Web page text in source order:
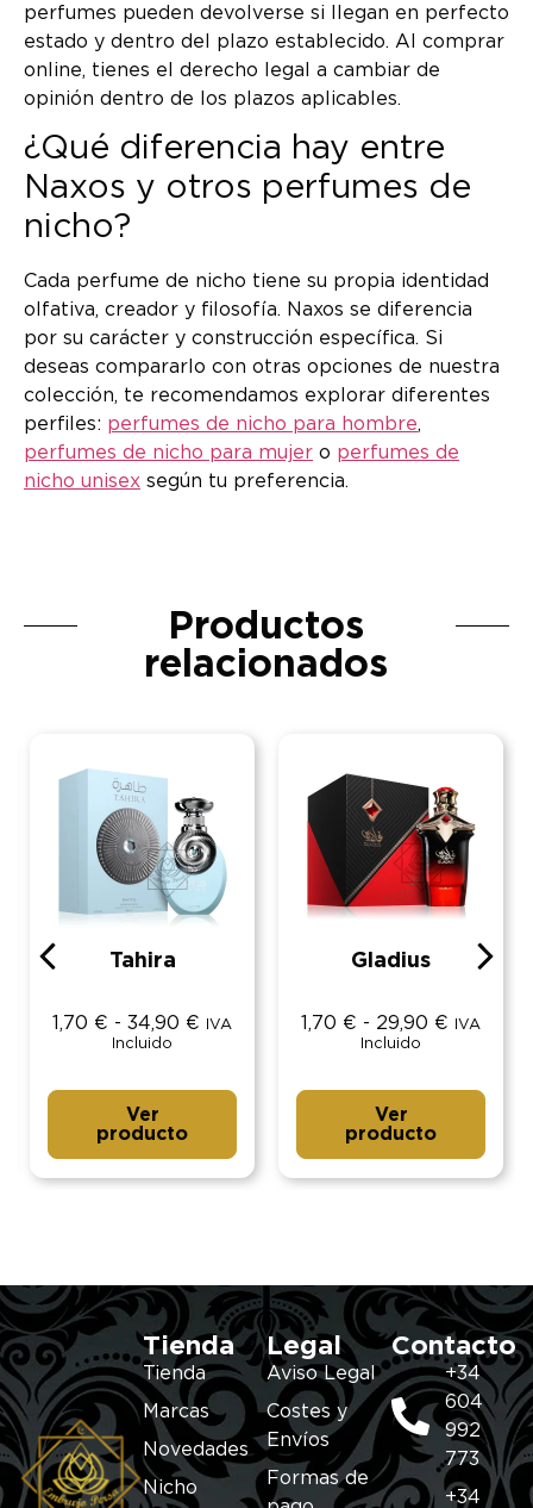
perfumes pueden devolverse si llegan en perfecto
estado y dentro del plazo establecido. Al comprar
online, tienes el derecho legal a cambiar de
opinión dentro de los plazos aplicables.
¿Qué diferencia hay entre
Naxos y otros perfumes de
nicho?
Cada perfume de nicho tiene su propia identidad
olfativa, creador y filosofía. Naxos se diferencia
por su carácter y construcción específica. Si
deseas compararlo con otras opciones de nuestra
colección, te recomendamos explorar diferentes
perfiles: perfumes de nicho para hombre,
perfumes de nicho para mujer o perfumes de
nicho unisex según tu preferencia.
Productos
relacionados
Tahira
1,70 € - 34,90 €
IVA
Incluido
Ver
producto
Gladius
1,70 € - 29,90 €
IVA
Incluido
Ver
producto
Tienda
Tienda
Marcas
Novedades
Nicho
Legal
Aviso Legal
Costes y
Envíos
Formas de
Contacto
+34
604
992
773
+34